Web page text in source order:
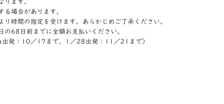
ります。
場合があります。
時間の指定を受けます。あらかじめご了承ください。
68日前までに全額お支払いください。
発：10／17まで、1／28出発：11／21まで）